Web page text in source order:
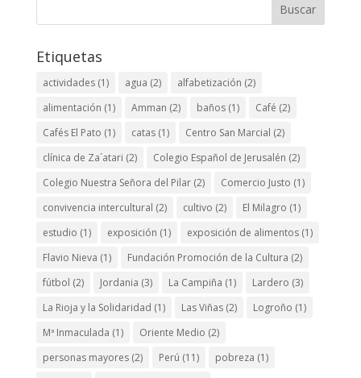
Buscar
Etiquetas
actividades(1) agua (2) alfabetización (2)
alimentación (1) Amman (2) baños(1) Café (2)
Cafés El Pato (1) catas(1) Centro San Marcial (2)
clínica de Za´atari (2) Colegio Español de Jerusalén (2)
Colegio Nuestra Señora del Pilar(2) Comercio Justo (1)
convivencia intercultural (2) cultivo (2) El Milagro (1)
estudio (1) exposición (1) exposición de alimentos(1)
Flavio Nieva (1) Fundación Promoción de la Cultura (2)
fútbol (2) Jordania (3) La Campiña (1) Lardero (3)
La Rioja y la Solidaridad (1) Las Viñas(2) Logroño (1)
Mª Inmaculada (1) Oriente Medio (2)
personas mayores(2) Perú (11) pobreza (1)